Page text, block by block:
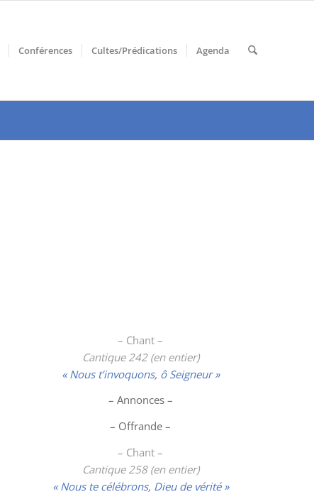
Conférences Cultes/Prédications Agenda
– Chant –
Cantique 242 (en entier)
« Nous t’invoquons, ô Seigneur »
– Annonces –
– Offrande –
– Chant –
Cantique 258 (en entier)
« Nous te célébrons, Dieu de vérité »